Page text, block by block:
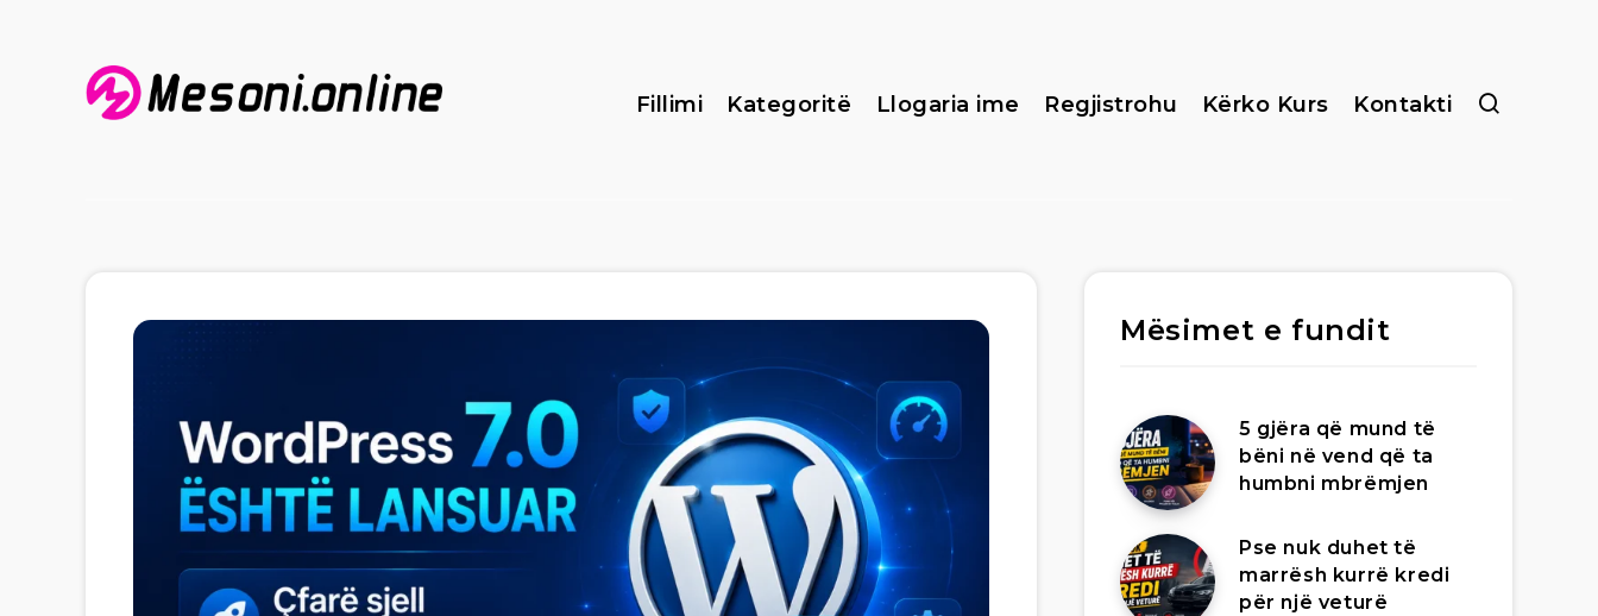
Fillimi Kategoritë Llogaria ime Regjistrohu Kërko Kurs Kontakti
Mësimet e fundit
5 gjëra që mund të
bëni në vend që ta
humbni mbrëmjen
Pse nuk duhet të
marrësh kurrë kredi
për një veturë